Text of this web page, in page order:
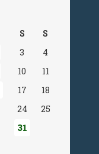
S
S
3
4
10
11
17
18
24
25
31